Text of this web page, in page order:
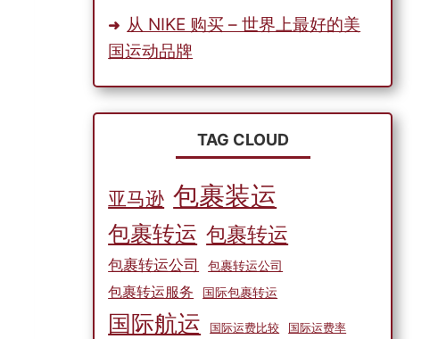
从 NIKE 购买 – 世界上最好的美
国运动品牌
TAG CLOUD
亚马逊 包裹装运
包裹转运 包裹转运
包裹转运公司 包裹转运公司
包裹转运服务 国际包裹转运
国际航运 国际运费比较 国际运费率